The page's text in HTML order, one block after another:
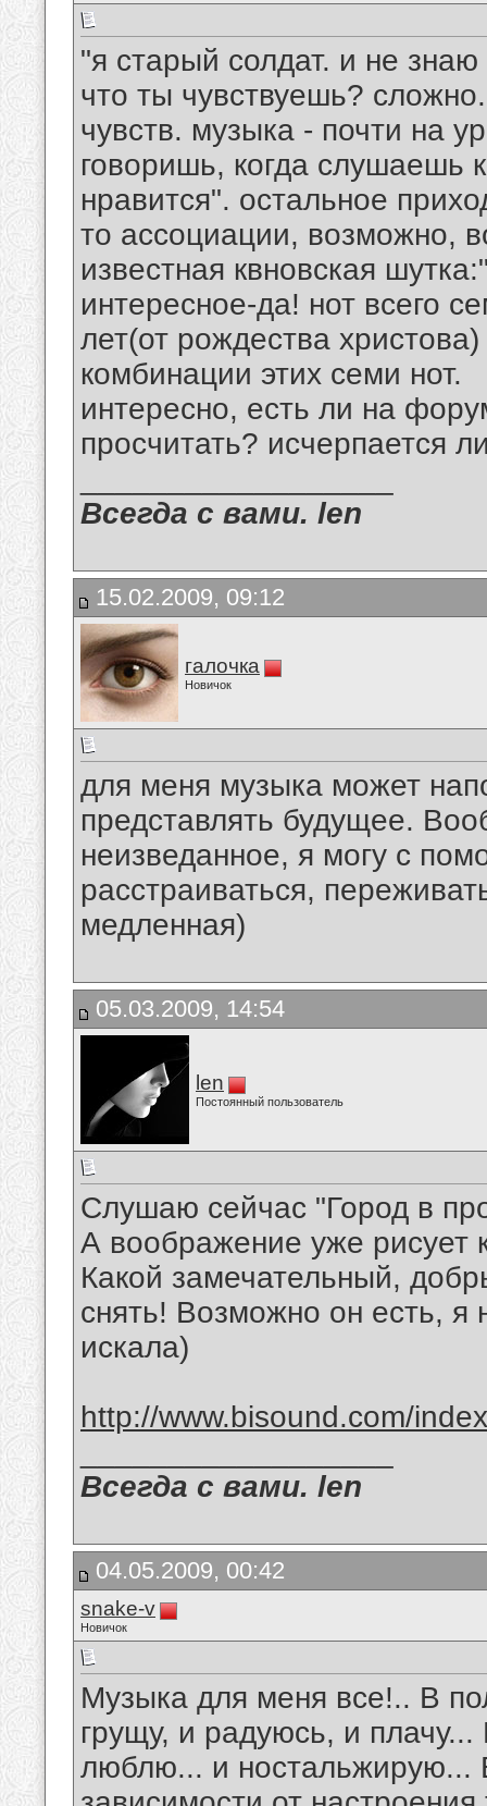
"я старый солдат. и не
что ты чувствуешь?
чувств. музыка - почти на
говоришь, когда слушаешь
нравится". остальное
то ассоциации, возможно,
известная квновская
интересное-да! нот всего
лет(от рождества
комбинации этих семи нот.
интересно, есть ли на
просчитать? исчерпается
Всегда с вами. len
15.02.2009, 09:12
галочка
Новичок
для меня музыка может
представлять будущее.
неизведанное, я могу с
расстраиваться,
медленная)
05.03.2009, 14:54
len
Постоянный пользователь
Слушаю сейчас "Город в
А воображение уже рисует
Какой замечательный,
снять! Возможно он есть, я
искала)
http://www.bisound.com/
Всегда с вами. len
04.05.2009, 00:42
snake-v
Новичок
Музыка для меня все!.. В
грущу, и радуюсь, и
люблю... и ностальжирую...